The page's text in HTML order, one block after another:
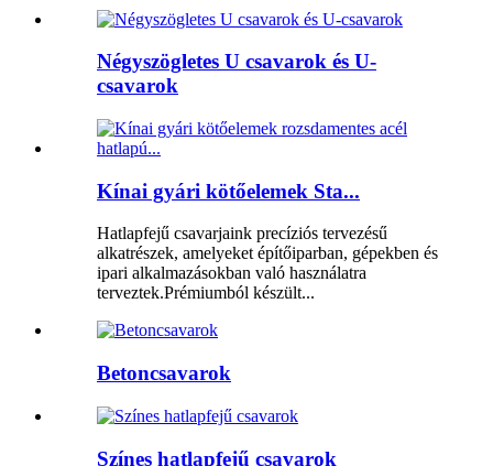
Négyszögletes U csavarok és U-
csavarok
Kínai gyári kötőelemek Sta...
Hatlapfejű csavarjaink precíziós tervezésű
alkatrészek, amelyeket építőiparban, gépekben és
ipari alkalmazásokban való használatra
terveztek.Prémiumból készült...
Betoncsavarok
Színes hatlapfejű csavarok